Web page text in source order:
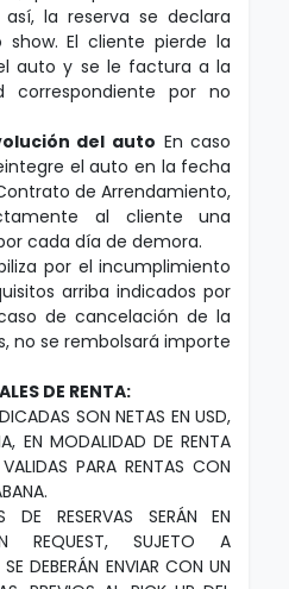
la reserva se declara
El cliente pierde la
auto y se le factura a la
correspondiente por no
del auto En caso
el auto en la fecha
de Arrendamiento,
al cliente una
cada día de demora.
por el incumplimiento
arriba indicados por
de cancelación de la
no se rembolsará importe
DE RENTA:
SON NETAS EN USD,
EN MODALIDAD DE RENTA
PARA RENTAS CON
DE RESERVAS SERÁN EN
REQUEST, SUJETO A
DEBERÁN ENVIAR CON UN